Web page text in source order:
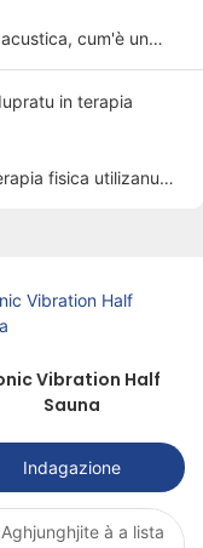
cum'è un
in terapia
fisica utilizanu
e funzioni.
Vibration Half
Sauna
Indagazione
Aghjunghjite à a lista